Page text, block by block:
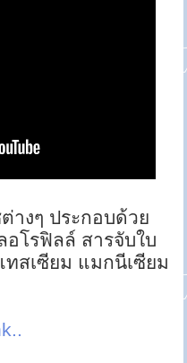
างๆ ประกอบด้วย
อโรฟิลล์ สารจับใบ
สเซียม แมกนีเซียม